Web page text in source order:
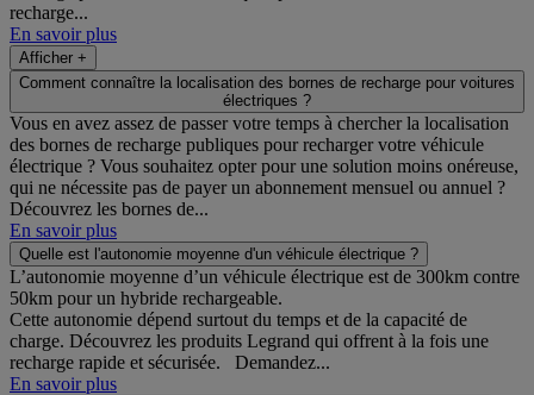
recharge...
En savoir plus
Afficher +
Comment connaître la localisation des bornes de recharge pour voitures
électriques ?
Vous en avez assez de passer votre temps à chercher la localisation
des bornes de recharge publiques pour recharger votre véhicule
électrique ? Vous souhaitez opter pour une solution moins onéreuse,
qui ne nécessite pas de payer un abonnement mensuel ou annuel ?
Découvrez les bornes de...
En savoir plus
Quelle est l'autonomie moyenne d'un véhicule électrique ?
L’autonomie moyenne d’un véhicule électrique est de 300km contre
50km pour un hybride rechargeable.
Cette autonomie dépend surtout du temps et de la capacité de
charge. Découvrez les produits Legrand qui offrent à la fois une
recharge rapide et sécurisée. Demandez...
En savoir plus